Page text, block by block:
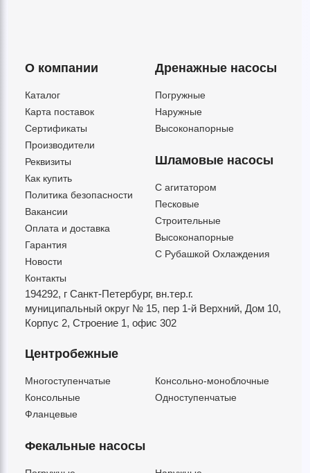
О компании
Каталог
Карта поставок
Сертификаты
Производители
Реквизиты
Как купить
Политика безопасности
Вакансии
Оплата и доставка
Гарантия
Новости
Контакты
Дренажные насосы
Погружные
Наружные
Высоконапорные
Шламовые насосы
C агитатором
Песковые
Строительные
Высоконапорные
С Рубашкой Охлаждения
194292, г Санкт-Петербург, вн.тер.г.
муниципальный округ № 15, пер 1-й Верхний, Дом 10,
Корпус 2, Строение 1, офис 302
Центробежные
Многоступенчатые
Консольно-моноблочные
Консольные
Одноступенчатые
Фланцевые
Фекальные насосы